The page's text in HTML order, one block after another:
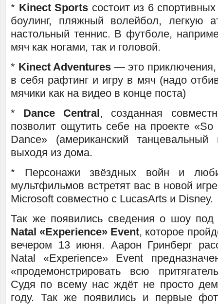
* Kinect Sports состоит из 6
боулинг, пляжный волейбол, легкую
настольный теннис. В футболе,
мяч как ногами, так и головой.
* Kinect Adventures — это
в себя рафтинг и игру в мяч (надо
мячики как на видео в конце поста)
* Dance Central, созданная
позволит ощутить себе на проекте
Dance» (американский
выходя из дома.
* Персонажи звёздных войн и
мультфильмов встретят вас в новой
Microsoft совместно с LucasArts и Disney.
Так же появились сведения о шоу
Natal «Experience» Event, которое
вечером 13 июня. Аарон Гринберг
Natal «Experience» Event
«продемонстрировать всю
Судя по всему нас ждёт не просто
году. Так же появились и первые